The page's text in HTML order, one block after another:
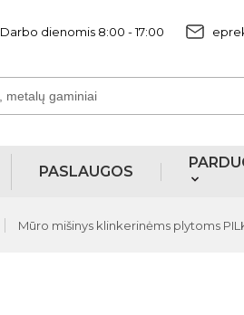
Darbo dienomis 8:00 - 17:00
PASLAUGOS
Mūro mišinys klinkerinėms plytoms